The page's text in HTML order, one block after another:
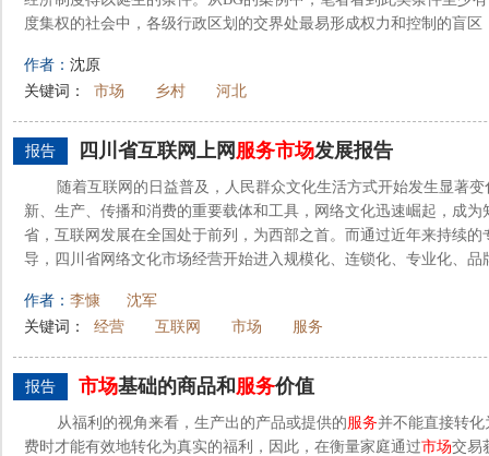
度集权的社会中，各级行政区划的交界处最易形成权力和控制的盲区
作者： 沈原
关键词：
市场 乡村 河北
报告 四川省互联网上网 服务市场发展报告
随着互联网的日益普及，人民群众文化生活方式开始发生显著
新、生产、传播和消费的重要载体和工具，网络文化迅速崛起，成
省，互联网发展在全国处于前列，为西部之首。而通过近年来持续的
导，四川省网络文化市场经营开始进入规模化、连锁化、专业化、品
作者： 李慷
沈军
关键词：
经营 互联网 市场 服务
报告 市场基础的商品和 服务价值
从福利的视角来看，生产出的产品或提供的服务并不能直接转
费时才能有效地转化为真实的福利，因此，在衡量家庭通过市场交易